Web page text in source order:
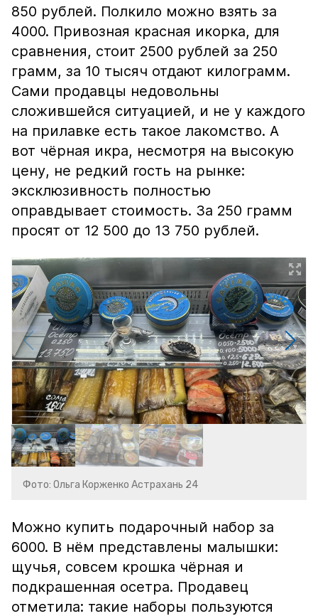
850 рублей. Полкило можно взять за
4000. Привозная красная икорка, для
сравнения, стоит 2500 рублей за 250
грамм, за 10 тысяч отдают килограмм.
Сами продавцы недовольны
сложившейся ситуацией, и не у каждого
на прилавке есть такое лакомство. А
вот чёрная икра, несмотря на высокую
цену, не редкий гость на рынке:
эксклюзивность полностью
оправдывает стоимость. За 250 грамм
просят от 12 500 до 13 750 рублей.
Фото: Ольга Корженко Астрахань 24
Можно купить подарочный набор за
6000. В нём представлены малышки:
щучья, совсем крошка чёрная и
подкрашенная осетра. Продавец
отметила: такие наборы пользуются